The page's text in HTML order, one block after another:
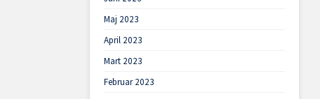
Maj 2023
April 2023
Mart 2023
Februar 2023